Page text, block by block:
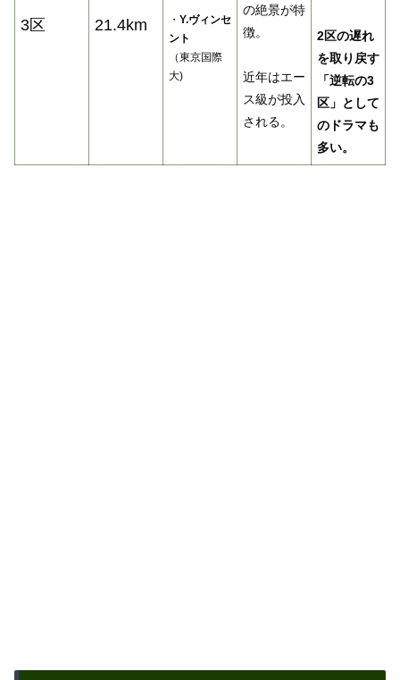
3区 21.4km ・ Y.ヴィンセ
ント
（東京国際
大)
の絶景が特
徴。
近年はエー
ス級が投入
される。
2区の遅れ
を取り戻す
「逆転の3
区」として
のドラマも
多い。